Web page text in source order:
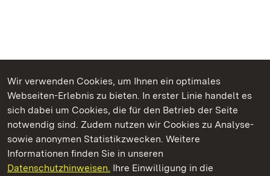
Wir verwenden Cookies, um Ihnen ein optimales
Webseiten-Erlebnis zu bieten. In erster Linie handelt es
sich dabei um Cookies, die für den Betrieb der Seite
notwendig sind. Zudem nutzen wir Cookies zu Analyse-
sowie anonymen Statistikzwecken. Weitere
Informationen finden Sie in unseren
Datenschutzhinweisen. Ihre Einwilligung in die
Kommen. Staunen. Genießen.
Staatliche Schlösser und Gärten Baden‑Württemberg